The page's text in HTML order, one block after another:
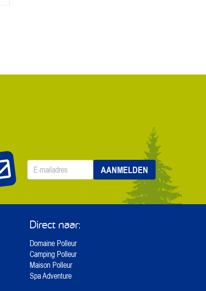
E-
mailadres * AANMELDEN
Direct naar:
Domaine Polleur
Camping Polleur
Maison Polleur
Spa Adventure